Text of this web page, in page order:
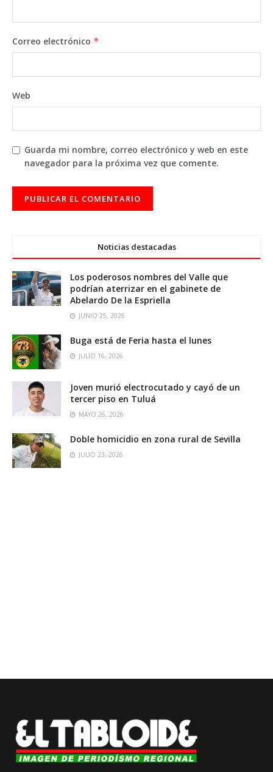
Correo electrónico *
Web
Guarda mi nombre, correo electrónico y web en este
navegador para la próxima vez que comente.
Noticias destacadas
Los poderosos nombres del Valle que
podrían aterrizar en el gabinete de
Abelardo De la Espriella
JUNIO 25, 2026
Buga está de Feria hasta el lunes
JULIO 16, 2026
Joven murió electrocutado y cayó de un
tercer piso en Tuluá
MAYO 26, 2026
Doble homicidio en zona rural de Sevilla
JULIO 23, 2026